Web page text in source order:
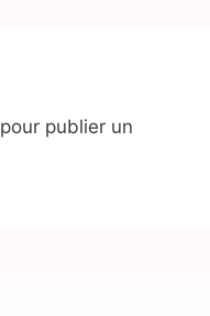
pour publier un